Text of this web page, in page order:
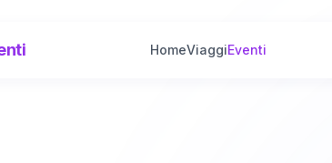
HomeViaggiEventi